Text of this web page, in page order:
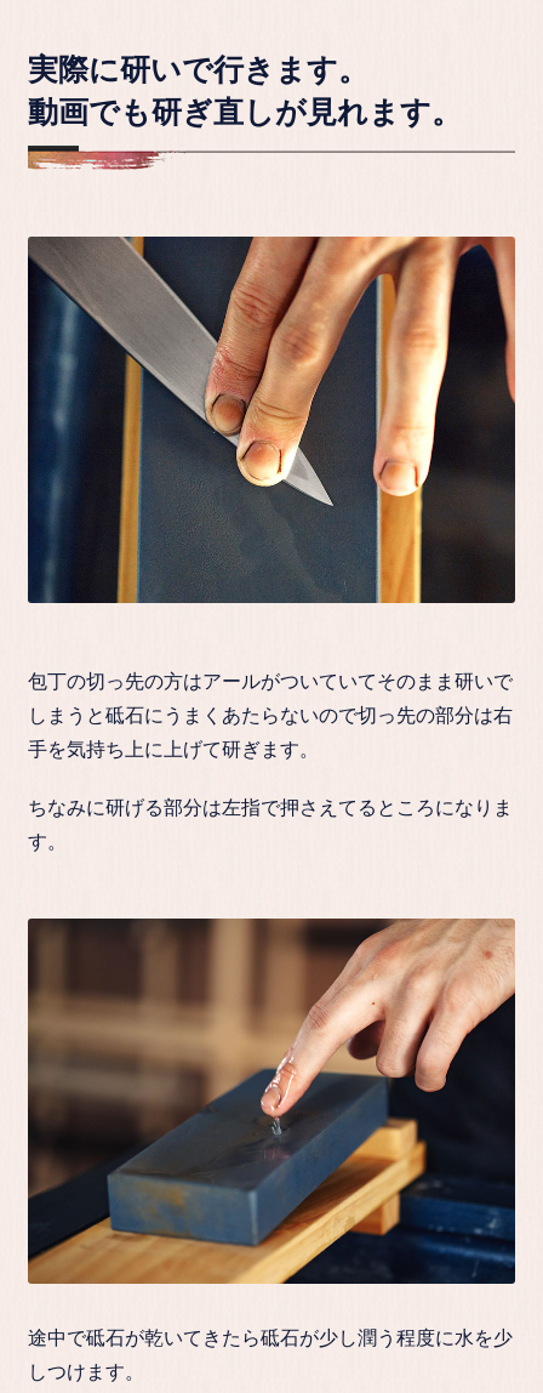
実際に研いで行きます。
動画でも研ぎ直しが見れます。
包丁の切っ先の方はアールがついていてそのまま研いで
しまうと砥石にうまくあたらないので切っ先の部分は右
手を気持ち上に上げて研ぎます。
ちなみに研げる部分は左指で押さえてるところになりま
す。
途中で砥石が乾いてきたら砥石が少し潤う程度に水を少
しつけます。